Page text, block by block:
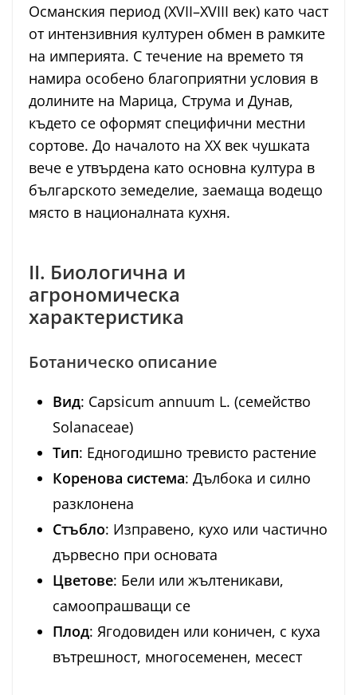
Османския период (XVII–XVIII век) като част
от интензивния културен обмен в рамките
на империята. С течение на времето тя
намира особено благоприятни условия в
долините на Марица, Струма и Дунав,
където се оформят специфични местни
сортове. До началото на XX век чушката
вече е утвърдена като основна култура в
българското земеделие, заемаща водещо
място в националната кухня.
II. Биологична и
агрономическа
характеристика
Ботаническо описание
Вид: Capsicum annuum L. (семейство
Solanaceae)
Тип: Едногодишно тревисто растение
Коренова система: Дълбока и силно
разклонена
Стъбло: Изправено, кухо или частично
дървесно при основата
Цветове: Бели или жълтеникави,
самоопрашващи се
Плод: Ягодовиден или коничен, с куха
вътрешност, многосеменен, месест